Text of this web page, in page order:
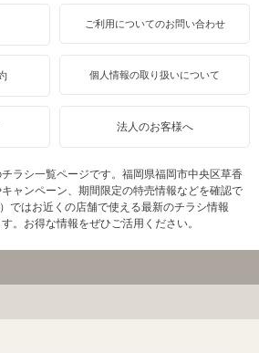
ご利用についてのお問い合わせ
個人情報の取り扱いについて
法人のお客様へ
ラシ一覧ページです。福岡県福岡市中央区草香
ャンペーン、期間限定の特売情報などを確認で
ではお近くの店舗で使える最新のチラシ情報
。お得な情報をぜひご活用ください。